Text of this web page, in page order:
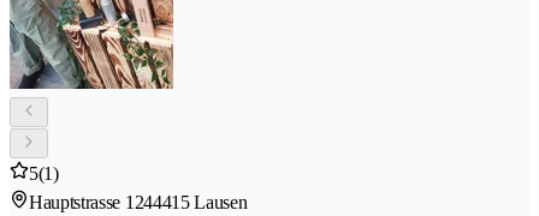
5(1)
Hauptstrasse 1244415 Lausen